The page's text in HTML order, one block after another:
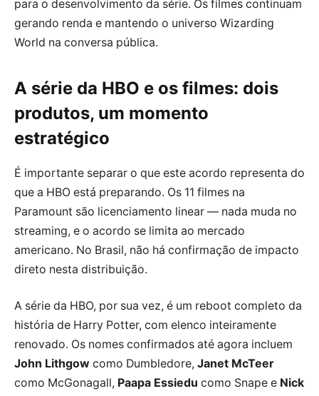
para o desenvolvimento da série. Os filmes continuam
gerando renda e mantendo o universo Wizarding
World na conversa pública.
A série da HBO e os filmes: dois
produtos, um momento
estratégico
É importante separar o que este acordo representa do
que a HBO está preparando. Os 11 filmes na
Paramount são licenciamento linear — nada muda no
streaming, e o acordo se limita ao mercado
americano. No Brasil, não há confirmação de impacto
direto nesta distribuição.
A série da HBO, por sua vez, é um reboot completo da
história de Harry Potter, com elenco inteiramente
renovado. Os nomes confirmados até agora incluem
John Lithgow como Dumbledore, Janet McTeer
como McGonagall, Paapa Essiedu como Snape e Nick